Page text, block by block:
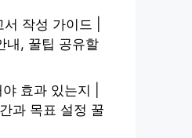
작성 가이드 |
내, 꿀팁 공유할
효과 있는지 |
과 목표 설정 꿀